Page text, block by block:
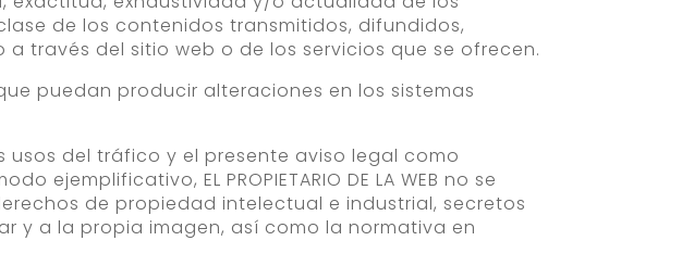
de los contenidos transmitidos, difundidos,
través del sitio web o de los servicios que se ofrecen.
puedan producir alteraciones en los sistemas
usos del tráfico y el presente aviso legal como
EL PROPIETARIO DE LA WEB no se
de propiedad intelectual e industrial, secretos
y a la propia imagen, así como la normativa en